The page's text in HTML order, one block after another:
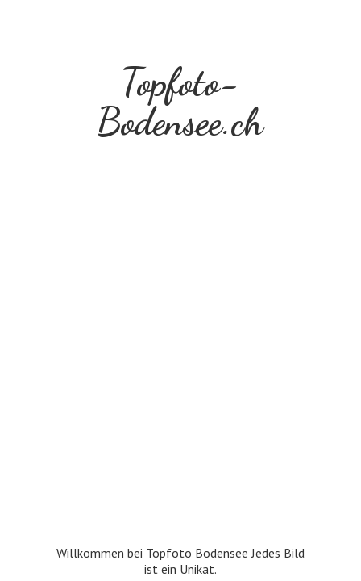
Topfoto-
Bodensee.ch
Willkommen bei Topfoto Bodensee Jedes Bild
ist ein Unikat.